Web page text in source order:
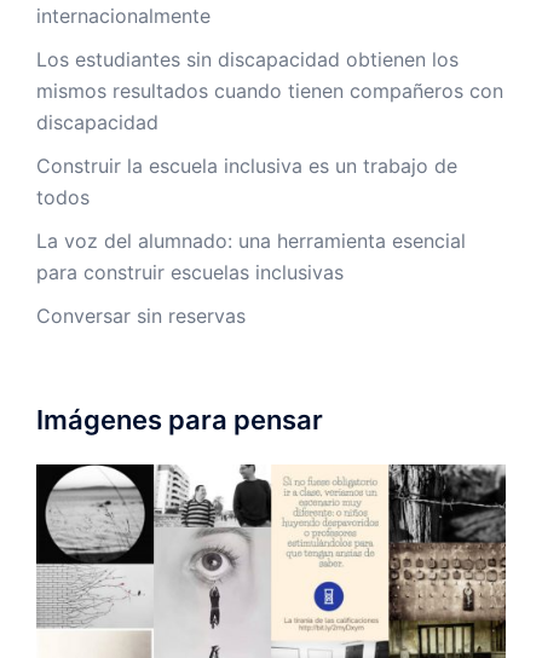
internacionalmente
Los estudiantes sin discapacidad obtienen los
mismos resultados cuando tienen compañeros con
discapacidad
Construir la escuela inclusiva es un trabajo de
todos
La voz del alumnado: una herramienta esencial
para construir escuelas inclusivas
Conversar sin reservas
Imágenes para pensar